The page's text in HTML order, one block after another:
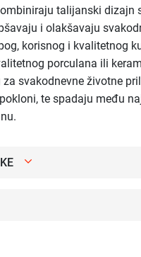
talijanski dizajn
i olakšavaju
korisnog i kvalitetnog
porculana ili
svakodnevne životne
te spadaju među